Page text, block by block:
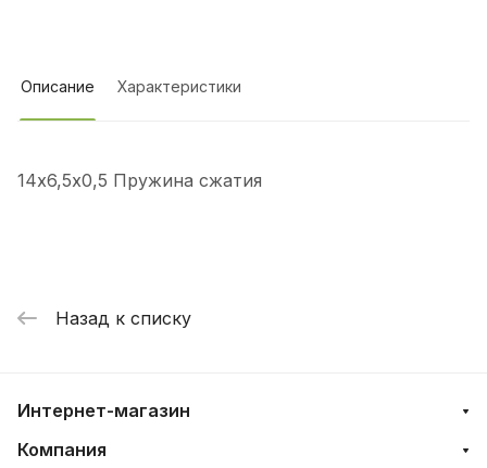
Описание Характеристики
14х6,5х0,5 Пружина сжатия
Назад к списку
Интернет-магазин
Компания